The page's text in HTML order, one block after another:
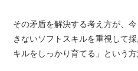
その矛盾を解決する考え方が、
きないソフトスキルを重視して
キルをしっかり育てる」という方